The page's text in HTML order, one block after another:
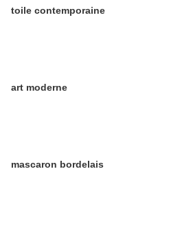
toile contemporaine
art moderne
mascaron bordelais